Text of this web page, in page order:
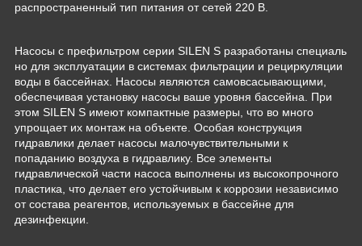
распространенный тип питания от сетей 220 В.
Насосы с префильтром серии SILEN S разработаны специаль
но для эксплуатации в системах фильтрации и рециркуляции
воды в бассейнах. Насосы являются самовсасывающими,
обеспечивая установку насосы ваше уровня бассейна. При
этом SILEN S имеют компактные размеры, что во много
упрощает их монтаж на объекте. Особая конструкция
гидравлики делает насосы малочувствительными к
попаданию воздуха в гидравлику. Все элементы
гидравлической части насоса выполнены из высокопрочного
пластика, что делает его устойчивым к коррозии независимо
от состава реагентов, используемых в бассейне для
дезинфекции.